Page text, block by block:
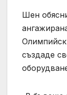
Шен
създаде